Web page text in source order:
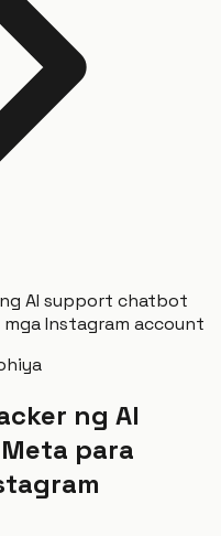
AI support chatbot
Instagram account
ng AI
para